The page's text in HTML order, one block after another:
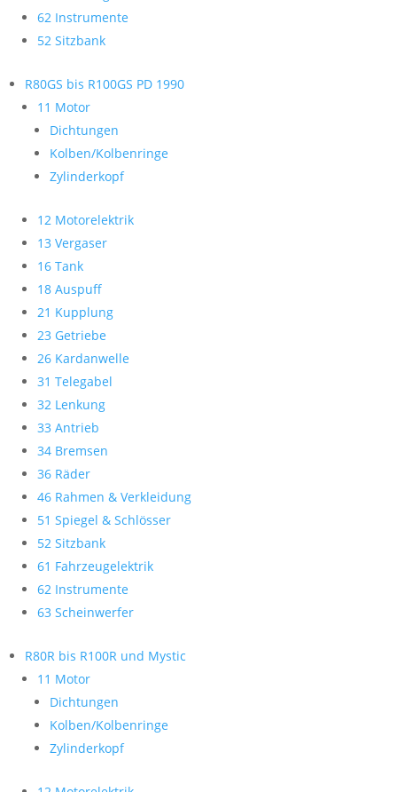
62 Instrumente
52 Sitzbank
R80GS bis R100GS PD 1990
11 Motor
Dichtungen
Kolben/Kolbenringe
Zylinderkopf
12 Motorelektrik
13 Vergaser
16 Tank
18 Auspuff
21 Kupplung
23 Getriebe
26 Kardanwelle
31 Telegabel
32 Lenkung
33 Antrieb
34 Bremsen
36 Räder
46 Rahmen & Verkleidung
51 Spiegel & Schlösser
52 Sitzbank
61 Fahrzeugelektrik
62 Instrumente
63 Scheinwerfer
R80R bis R100R und Mystic
11 Motor
Dichtungen
Kolben/Kolbenringe
Zylinderkopf